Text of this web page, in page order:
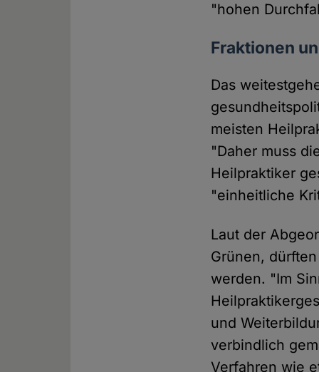
"hohen
Fraktionen
Das
meisten
"Daher muss
Heilpraktiker
"einheitliche
Laut der
Grünen,
werden. "Im
und
verbindlich
Verfahren wie